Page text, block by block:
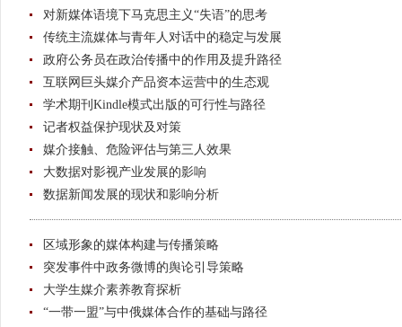
对新媒体语境下马克思主义“失语”的思考
传统主流媒体与青年人对话中的稳定与发展
政府公务员在政治传播中的作用及提升路径
互联网巨头媒介产品资本运营中的生态观
学术期刊Kindle模式出版的可行性与路径
记者权益保护现状及对策
媒介接触、危险评估与第三人效果
大数据对影视产业发展的影响
数据新闻发展的现状和影响分析
区域形象的媒体构建与传播策略
突发事件中政务微博的舆论引导策略
大学生媒介素养教育探析
“一带一盟”与中俄媒体合作的基础与路径